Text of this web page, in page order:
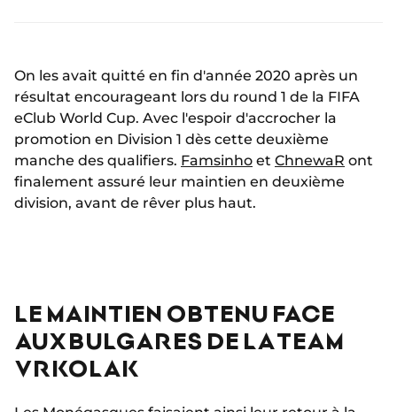
On les avait quitté en fin d'année 2020 après un
résultat encourageant lors du round 1 de la FIFA
eClub World Cup. Avec l'espoir d'accrocher la
promotion en Division 1 dès cette deuxième
manche des qualifiers. Famsinho et ChnewaR ont
finalement assuré leur maintien en deuxième
division, avant de rêver plus haut.
LE MAINTIEN OBTENU FACE
AUX BULGARES DE LA TEAM
VRKOLAK